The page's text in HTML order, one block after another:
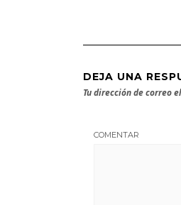
DEJA UNA
Tu dirección de correo
COMENTAR